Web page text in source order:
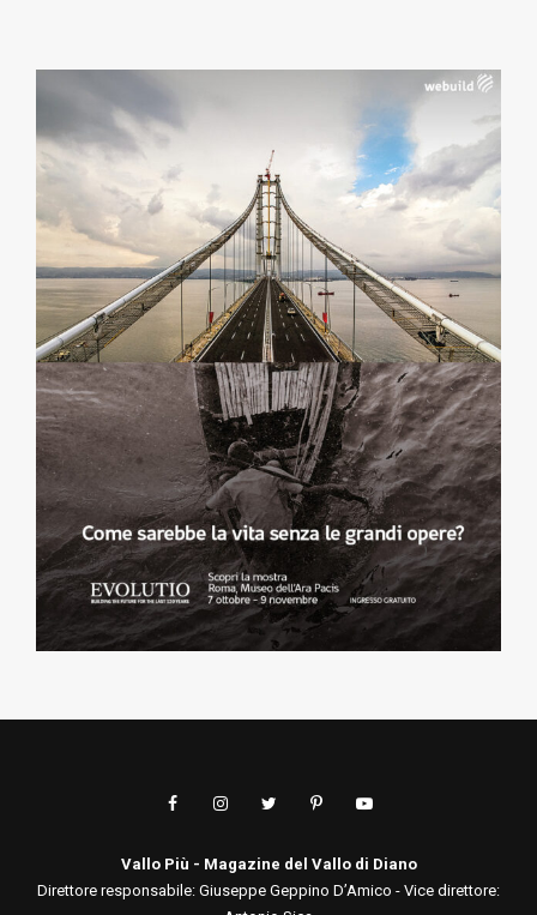
Vallo Più - Magazine del Vallo di Diano
Direttore responsabile: Giuseppe Geppino D’Amico - Vice direttore: